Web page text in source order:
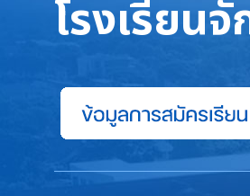
โรงเรียน